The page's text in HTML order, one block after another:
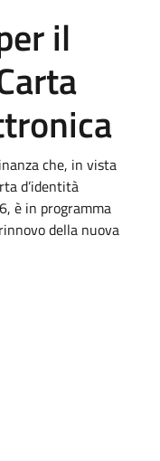
il
che, in vista
d’identità
è in programma
della nuova